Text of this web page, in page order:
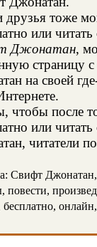
тоже
или
Джонатан,
страницу с
на своей
чтобы после
или
читатели
Свифт
повести,
бесплатно,